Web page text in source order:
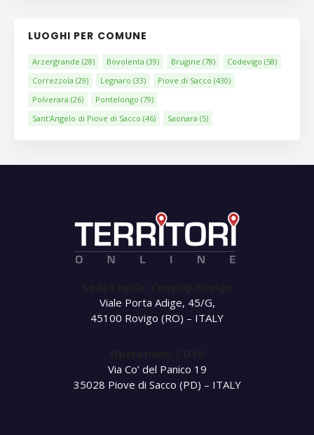
LUOGHI PER COMUNE
Arzergrande (28) Bovolenta (39) Brugine (78) Codevigo (58)
Correzzola (29) Legnaro (33) Piove di Sacco (430)
Polverara (26) Pontelongo (79)
Sant'Angelo di Piove di Sacco (46) Saonara (5)
Viale Porta Adige, 45/G,
45100 Rovigo (RO) – ITALY
Via Co’ del Panico 19
35028 Piove di Sacco (PD) – ITALY